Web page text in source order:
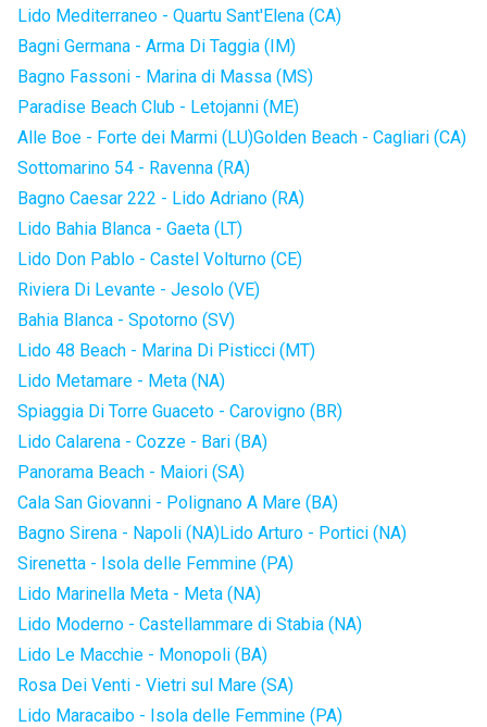
Lido Mediterraneo - Quartu Sant'Elena (CA)
Bagni Germana - Arma Di Taggia (IM)
Bagno Fassoni - Marina di Massa (MS)
Paradise Beach Club - Letojanni (ME)
Alle Boe - Forte dei Marmi (LU)Golden Beach - Cagliari (CA)
Sottomarino 54 - Ravenna (RA)
Bagno Caesar 222 - Lido Adriano (RA)
Lido Bahia Blanca - Gaeta (LT)
Lido Don Pablo - Castel Volturno (CE)
Riviera Di Levante - Jesolo (VE)
Bahia Blanca - Spotorno (SV)
Lido 48 Beach - Marina Di Pisticci (MT)
Lido Metamare - Meta (NA)
Spiaggia Di Torre Guaceto - Carovigno (BR)
Lido Calarena - Cozze - Bari (BA)
Panorama Beach - Maiori (SA)
Cala San Giovanni - Polignano A Mare (BA)
Bagno Sirena - Napoli (NA)Lido Arturo - Portici (NA)
Sirenetta - Isola delle Femmine (PA)
Lido Marinella Meta - Meta (NA)
Lido Moderno - Castellammare di Stabia (NA)
Lido Le Macchie - Monopoli (BA)
Rosa Dei Venti - Vietri sul Mare (SA)
Lido Maracaibo - Isola delle Femmine (PA)